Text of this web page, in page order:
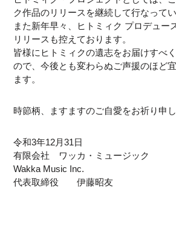
ク作品のリリースを継続して行なってい
また新年早々、ヒトミィク プロデュー
リリースも控えております。
皆様にヒトミィクの遺志をお届けすべ
ので、今後とも変わらぬご声援のほど
ます。
時節柄、ますますのご自愛をお祈り申し
令和3年12月31日
有限会社 ワッカ・ミュージック
Wakka Music Inc.
代表取締役 伊藤昭友